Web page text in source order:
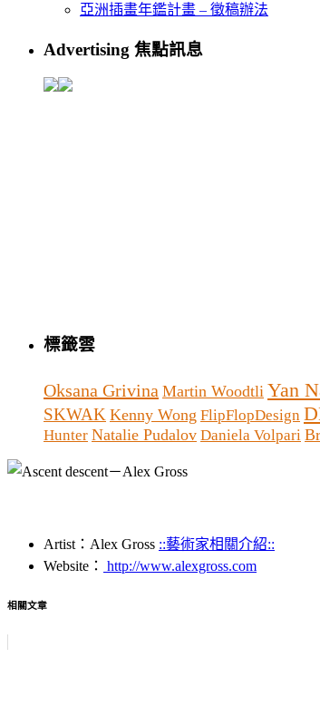
亞洲插畫年鑑計畫 – 徵稿辦法
Advertising 焦點訊息
標籤雲
Oksana Grivina Martin Woodtli Yan
SKWAK Kenny Wong FlipFlopDesign
Hunter Natalie Pudalov Daniela Volpari
Artist：Alex Gross ::藝術家相關介紹::
Website： http://www.alexgross.com
相關文章